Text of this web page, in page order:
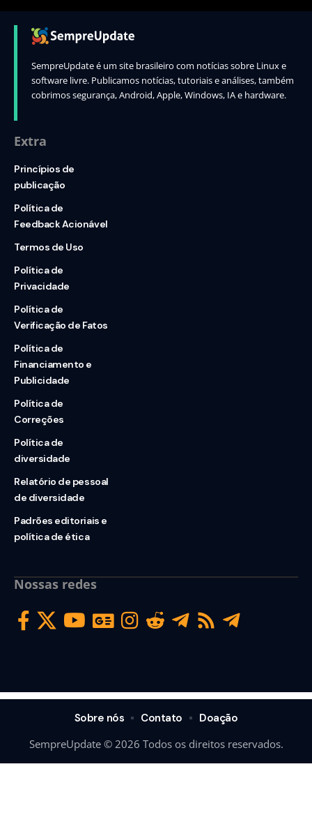
SempreUpdate é um site brasileiro com notícias sobre Linux e
software livre. Publicamos notícias, tutoriais e análises, também
cobrimos segurança, Android, Apple, Windows, IA e hardware.
Extra
Princípios de
publicação
Política de
Feedback Acionável
Termos de Uso
Política de
Privacidade
Política de
Verificação de Fatos
Política de
Financiamento e
Publicidade
Política de
Correções
Política de
diversidade
Relatório de pessoal
de diversidade
Padrões editoriais e
política de ética
Nossas redes
SempreUpdate © 2026 Todos os direitos reservados.
Sobre nós Contato Doação